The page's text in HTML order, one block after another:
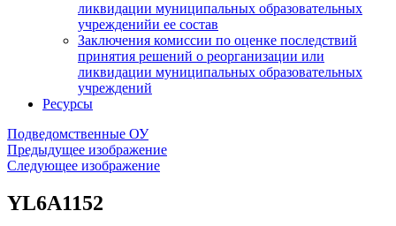
ликвидации муниципальных образовательных
учрежденийи ее состав
Заключения комиссии по оценке последствий
принятия решений о реорганизации или
ликвидации муниципальных образовательных
учреждений
Ресурсы
Подведомственные ОУ
Предыдущее изображение
Следующее изображение
YL6A1152